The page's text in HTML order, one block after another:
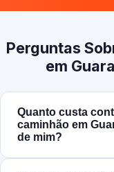
Perguntas
em
Quanto custa
caminhão em
de mim?